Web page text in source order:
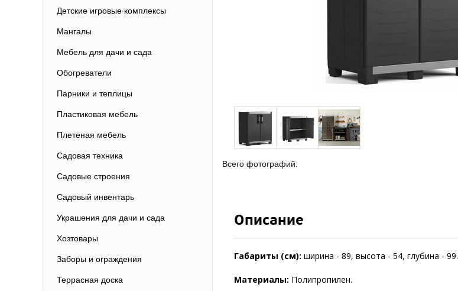
Детские игровые комплексы
Мангалы
Мебель для дачи и сада
Обогреватели
Парники и теплицы
Пластиковая мебель
Плетеная мебель
Садовая техника
Садовые строения
Садовый инвентарь
Украшения для дачи и сада
Хозтовары
Заборы и ограждения
Террасная доска
Всего фотографий:
Описание
Габариты (см): ширина - 89, высота - 54, глубина - 99.
Материалы: Полипропилен.